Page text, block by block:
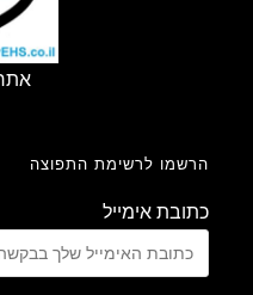
אתר החנות
לרשימת התפוצה
אימייל